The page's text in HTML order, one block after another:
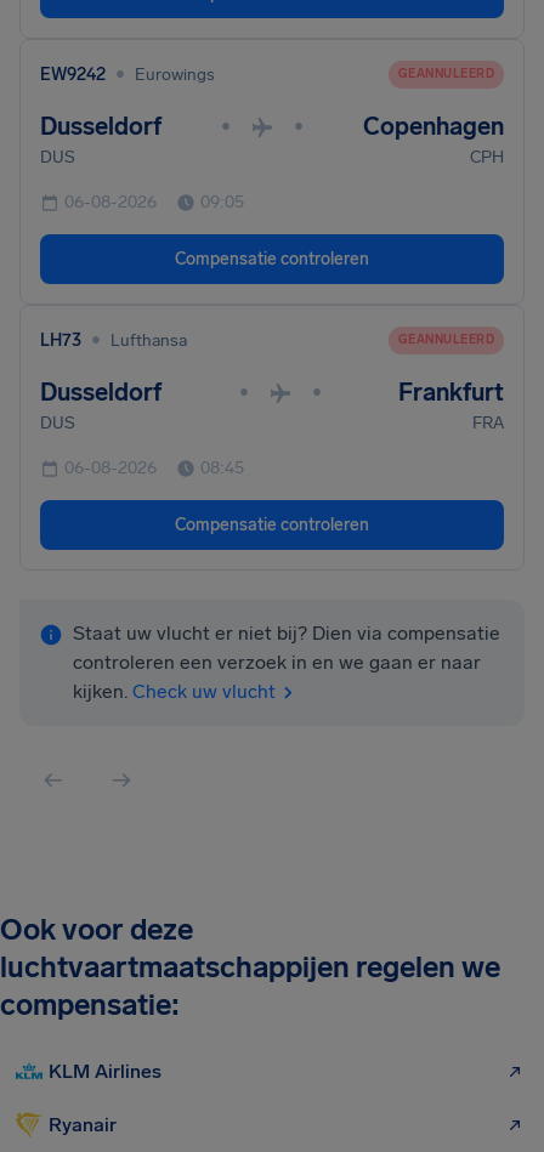
EW9242 • Eurowings GEANNULEERD
Dusseldorf • • Copenhagen
DUS CPH
06-08-2026 09:05
Compensatie controleren
LH73 • Lufthansa GEANNULEERD
Dusseldorf • • Frankfurt
DUS FRA
06-08-2026 08:45
Compensatie controleren
Staat uw vlucht er niet bij? Dien via compensatie
controleren een verzoek in en we gaan er naar
kijken. Check uw vlucht
Ook voor deze
luchtvaartmaatschappijen regelen we
compensatie:
KLM Airlines
Ryanair